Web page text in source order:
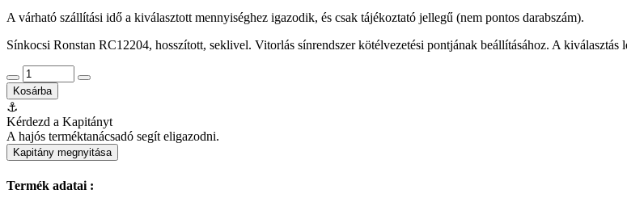
A várható szállítási idő a kiválasztott mennyiséghez igazodik, és csak tájékoztató jellegű (nem pontos darabszám).
Sínkocsi Ronstan RC12204, hosszított, seklivel. Vitorlás sínrendszer kötélvezetési pontjának beállításához. A
Kosárba
⚓
Kérdezd a Kapitányt
A hajós terméktanácsadó segít eligazodni.
Kapitány megnyitása
Termék adatai :